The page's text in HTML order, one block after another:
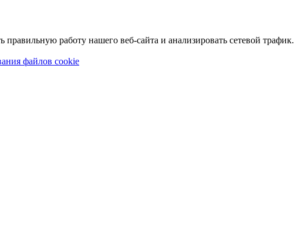
работу нашего веб-сайта и анализировать сетевой трафик.
файлов cookie